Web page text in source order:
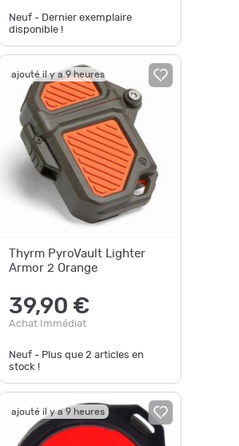
Neuf - Dernier exemplaire
disponible !
ajouté il y a 9 heures
Thyrm PyroVault Lighter
Armor 2 Orange
39,90 €
Achat Immédiat
Neuf - Plus que2 articles en
stock !
ajouté il y a 9 heures